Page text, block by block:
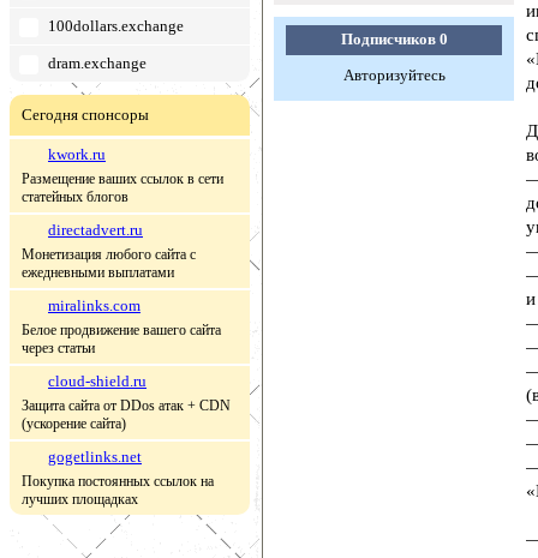
100dollars.exchange
dram.exchange
Сегодня спонсоры
kwork.ru
Размещение ваших ссылок в сети
статейных блогов
directadvert.ru
Монетизация любого сайта с
ежедневными выплатами
miralinks.com
Белое продвижение вашего сайта
через статьи
cloud-shield.ru
Защита сайта от DDos атак + CDN
(ускорение сайта)
gogetlinks.net
Покупка постоянных ссылок на
лучших площадках
Подписчиков 0
Авторизуйтесь